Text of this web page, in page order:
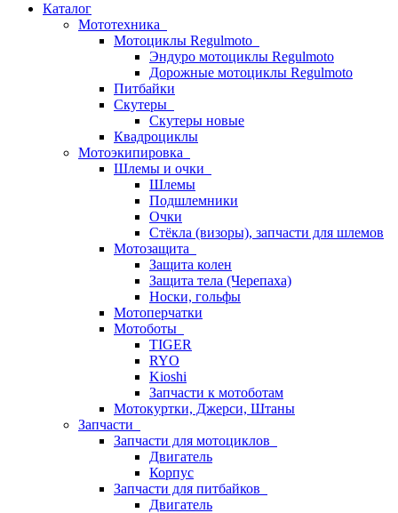
Каталог
Мототехника
Мотоциклы Regulmoto
Эндуро мотоциклы Regulmoto
Дорожные мотоциклы Regulmoto
Питбайки
Скутеры
Скутеры новые
Квадроциклы
Мотоэкипировка
Шлемы и очки
Шлемы
Подшлемники
Очки
Стёкла (визоры), запчасти для шлемов
Мотозащита
Защита колен
Защита тела (Черепаха)
Носки, гольфы
Мотоперчатки
Мотоботы
TIGER
RYO
Kioshi
Запчасти к мотоботам
Мотокуртки, Джерси, Штаны
Запчасти
Запчасти для мотоциклов
Двигатель
Корпус
Запчасти для питбайков
Двигатель